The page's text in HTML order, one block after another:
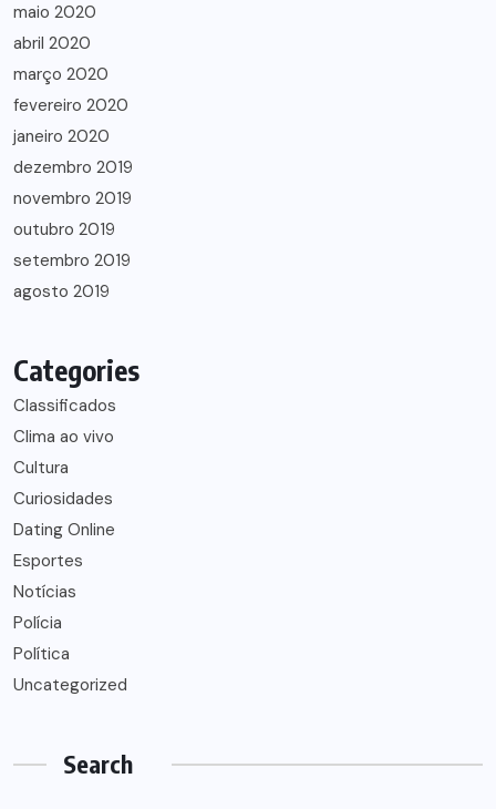
maio 2020
abril 2020
março 2020
fevereiro 2020
janeiro 2020
dezembro 2019
novembro 2019
outubro 2019
setembro 2019
agosto 2019
Categories
Classificados
Clima ao vivo
Cultura
Curiosidades
Dating Online
Esportes
Notícias
Polícia
Política
Uncategorized
Search